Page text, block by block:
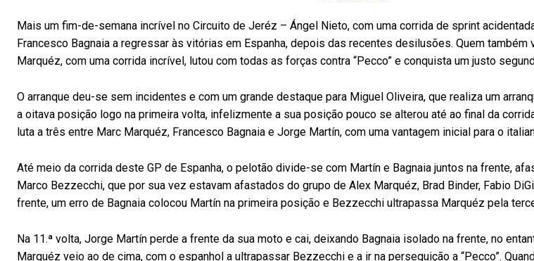
Mais um fim-de-semana incrível no Circuito de Jeréz – Ángel Nieto, com uma corrida de sprint
Francesco Bagnaia a regressar às vitórias em Espanha, depois das recentes desilusões. Quem
Marquéz, com uma corrida incrível, lutou com todas as forças contra “Pecco” e conquista um justo
O arranque deu-se sem incidentes e com um grande destaque para Miguel Oliveira, que realiza um
a oitava posição logo na primeira volta, infelizmente a sua posição pouco se alterou até ao final da
luta a três entre Marc Marquéz, Francesco Bagnaia e Jorge Martín, com uma vantagem inicial para o
Até meio da corrida deste GP de Espanha, o pelotão divide-se com Martín e Bagnaia juntos na frente,
Marco Bezzecchi, que por sua vez estavam afastados do grupo de Alex Marquéz, Brad Binder, Fabio
frente, um erro de Bagnaia colocou Martín na primeira posição e Bezzecchi ultrapassa Marquéz pela
Na 11.ª volta, Jorge Martín perde a frente da sua moto e cai, deixando Bagnaia isolado na frente, no
Marquéz veio ao de cima, com o espanhol a ultrapassar Bezzecchi e a ir na perseguição a “Pecco”.